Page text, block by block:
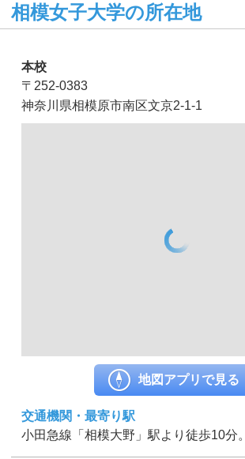
相模女子大学の所在地
本校
〒252-0383
神奈川県相模原市南区文京2-1-1
地図アプリで見る
交通機関・最寄り駅
小田急線「相模大野」駅より徒歩10分。